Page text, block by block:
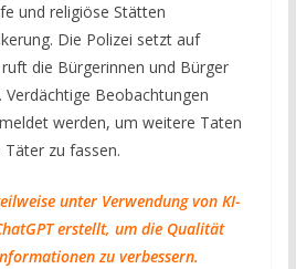
und religiöse Stätten
Die Polizei setzt auf
die Bürgerinnen und Bürger
Verdächtige Beobachtungen
werden, um weitere Taten
Täter zu fassen.
unter Verwendung von KI-
erstellt, um die Qualität
zu verbessern.